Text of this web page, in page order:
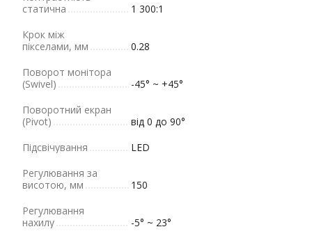
статична
1 300:1
Крок між
пікселами, мм
0.28
Поворот монітора
(Swivel)
-45° ~ +45°
Поворотний екран
(Pivot)
від 0 до 90°
Підсвічування
LED
Регулювання за
висотою, мм
150
Регулювання
нахилу
-5° ~ 23°